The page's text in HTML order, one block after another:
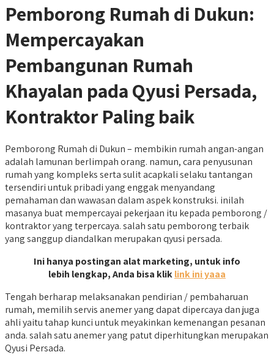
Pemborong Rumah di Dukun:
Mempercayakan
Pembangunan Rumah
Khayalan pada Qyusi Persada,
Kontraktor Paling baik
Pemborong Rumah di Dukun – membikin rumah angan-angan
adalah lamunan berlimpah orang. namun, cara penyusunan
rumah yang kompleks serta sulit acapkali selaku tantangan
tersendiri untuk pribadi yang enggak menyandang
pemahaman dan wawasan dalam aspek konstruksi. inilah
masanya buat mempercayai pekerjaan itu kepada pemborong /
kontraktor yang terpercaya. salah satu pemborong terbaik
yang sanggup diandalkan merupakan qyusi persada.
Ini hanya postingan alat marketing, untuk info
lebih lengkap, Anda bisa kliklink ini yaaa
Tengah berharap melaksanakan pendirian / pembaharuan
rumah, memilih servis anemer yang dapat dipercaya dan juga
ahli yaitu tahap kunci untuk meyakinkan kemenangan pesanan
anda. salah satu anemer yang patut diperhitungkan merupakan
Qyusi Persada.